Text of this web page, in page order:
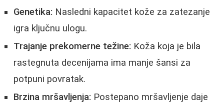
Genetika: Nasledni kapacitet kože za zatezanje
igra ključnu ulogu.
Trajanje prekomerne težine: Koža koja je bila
rastegnuta decenijama ima manje šansi za
potpuni povratak.
Brzina mršavljenja: Postepano mršavljenje daje